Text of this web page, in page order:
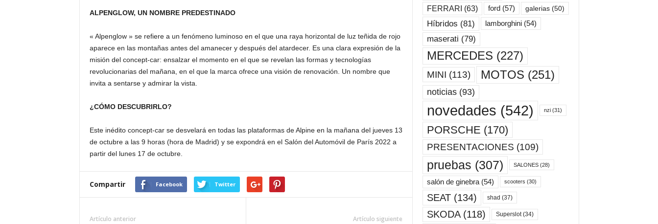
ALPENGLOW, UN NOMBRE PREDESTINADO
« Alpenglow » se refiere a un fenómeno luminoso en el que una raya horizontal de luz teñida de rojo
aparece en las montañas antes del amanecer y después del atardecer. Es una clara expresión de la
misión del concept-car: ensalzar el momento en el que se revelan las formas y tecnologías
revolucionarias del mañana, en el que la marca ofrece una visión de renovación. Un nombre que
invita a sentarse y admirar la vista.
¿CÓMO DESCUBRIRLO?
Este inédito concept-car se desvelará en todas las plataformas de Alpine en la mañana del jueves 13
de octubre a las 9 horas (hora de Madrid) y se expondrá en el Salón del Automóvil de París 2022 a
partir del lunes 17 de octubre.
Compartir Facebook Twitter
Artículo anterior Artículo siguiente
FERRARI (63) ford(57) galerias(50)
Híbridos (81) lamborghini(54)
maserati (79)
MERCEDES (227)
MINI (113) MOTOS (251)
noticias(93)
novedades (542) nzi(31)
PORSCHE (170)
PRESENTACIONES (109)
pruebas (307) SALONES(28)
salón de ginebra(54) scooters (30)
SEAT(134) shad (37)
SKODA(118) Superslot(34)